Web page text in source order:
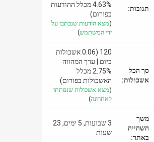
תגובות:
4.63% מכלל ההודעות
בפורום)
(מצא הודעות שנכתבו על
ידי המשתמש)
סך הכל
אשכולות:
120 (0.06 אשכולות
ביום | ערך המהווה
2.75% מכלל
האשכולות בפורום)
(מצא אשכולות שנפתחו
לאחרונה)
משך
השהייה
באתר:
3 שבועות, 5 ימים, 23
שעות